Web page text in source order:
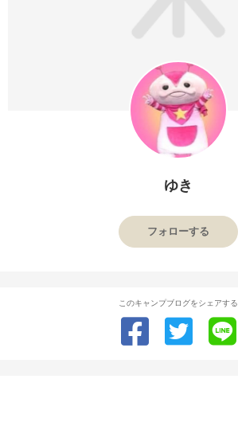
ゆき
フォローする
このキャンプブログをシェアする